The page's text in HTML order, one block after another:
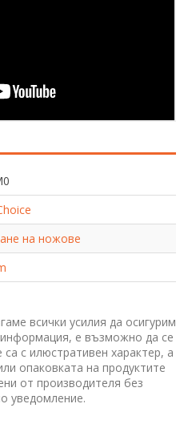
на ножове
всички усилия да осигурим
е възможно да се
с илюстративен характер, а
опаковката на продуктите
от производителя без
уведомление.